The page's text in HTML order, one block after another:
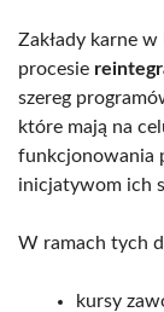
Zakłady karne
procesie
szereg
które mają na
funkcjonowania
inicjatywom ich
W ramach tych
kursy